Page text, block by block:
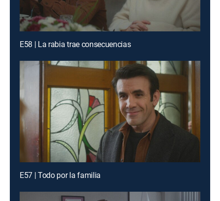
E58 | La rabia trae consecuencias
E57 | Todo por la familia